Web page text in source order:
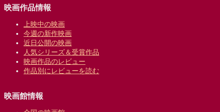
映画作品情報
上映中の映画
今週の新作映画
近日公開の映画
人気シリーズ＆受賞作品
映画作品のレビュー
作品別にレビューを読む
映画館情報